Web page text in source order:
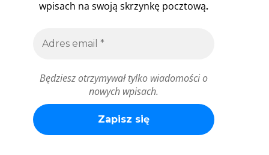
wpisach na swoją skrzynkę pocztową.
Będziesz otrzymywał tylko wiadomości o
nowych wpisach.